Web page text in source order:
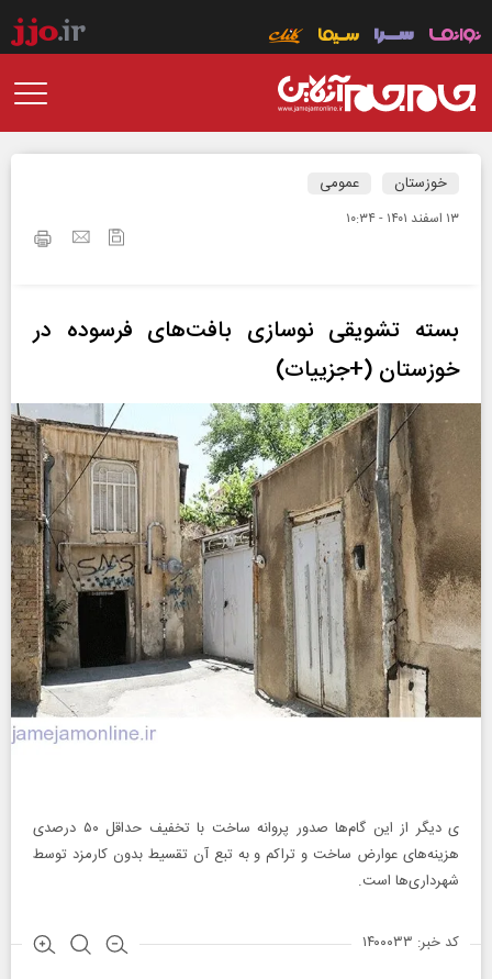
خوزستان عمومی
۱۳ اسفند ۱۴۰۱ - ۱۰:۳۴
بسته تشویقی نوسازی بافت‌های فرسوده در
خوزستان (+جزییات)
ی دیگر از این گام‌ها صدور پروانه ساخت با تخفیف حداقل ۵۰ درصدی
هزینه‌های عوارض ساخت و تراکم و به تبع آن تقسیط بدون کارمزد توسط
شهرداری‌ها است.
کد خبر: ۱۴۰۰۰۳۳